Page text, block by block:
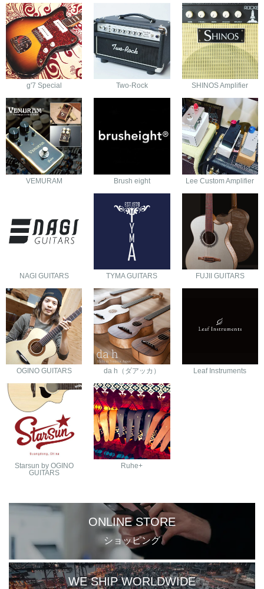
g'7 Special Two-Rock SHINOS Amplifier
VEMURAM Brush eight Lee Custom Amplifier
NAGI GUITARS TYMA GUITARS FUJII GUITARS
OGINO GUITARS da h（ダアッカ） Leaf Instruments
Starsun by OGINO
GUITARS
Ruhe+
ONLINE STORE
ショッピング
WE SHIP WORLDWIDE